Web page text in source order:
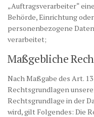
„Auftragsverarbeiter“
Behörde, Einrichtung
personenbezogene
verarbeitet;
Maßgebliche
Nach Maßgabe des Art.
Rechtsgrundlagen
Rechtsgrundlage in der
wird, gilt Folgendes: Die